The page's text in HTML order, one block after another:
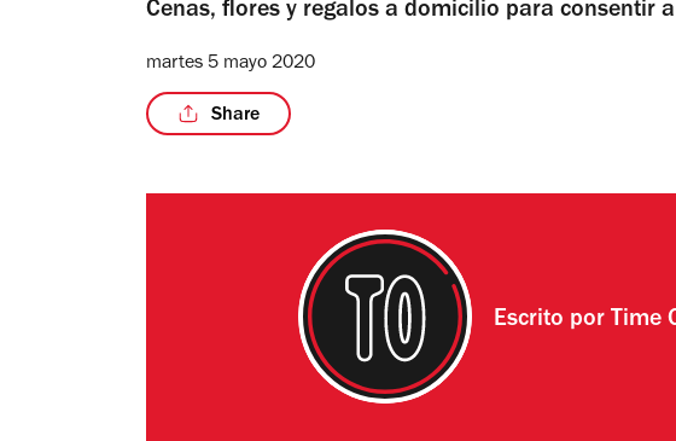
Cenas, flores y regalos a domicilio para consentir
martes 5 mayo 2020
Share
Escrito por Time